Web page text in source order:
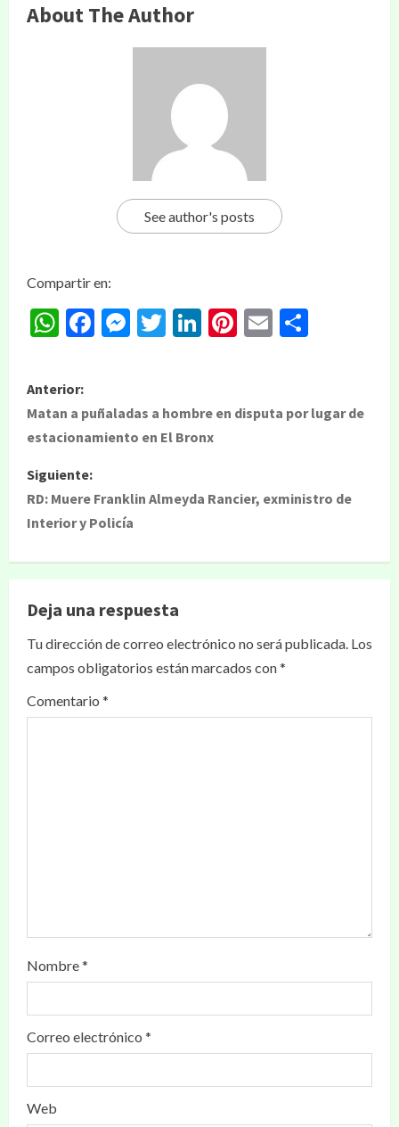
About The Author
See author's posts
Compartir en:
WhatsApp
Facebook
Messenger
Twitter
LinkedIn
Pinterest
Email
Anterior:
Matan a puñaladas a hombre en disputa por lugar de
estacionamiento en El Bronx
Siguiente:
RD: Muere Franklin Almeyda Rancier, exministro de
Interior y Policía
Deja una respuesta
Tu dirección de correo electrónico no será publicada. Los
campos obligatorios están marcados con*
Comentario *
Nombre*
Correo electrónico *
Web